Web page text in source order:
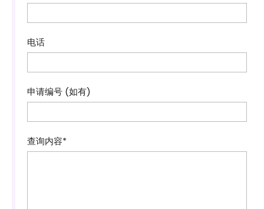
电话
申请编号 (如有)
查询内容*